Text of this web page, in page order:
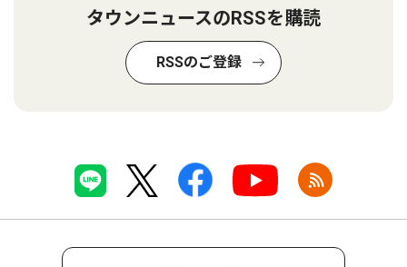
タウンニュースのRSSを購読
RSSのご登録